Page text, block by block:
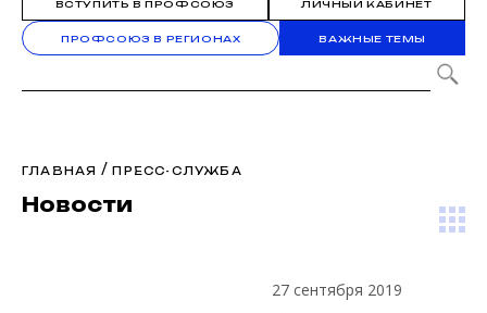
ВСТУПИТЬ В ПРОФСОЮЗ ЛИЧНЫЙ КАБИНЕТ
ПРОФСОЮЗ В РЕГИОНАХ ВАЖНЫЕ ТЕМЫ
ГЛАВНАЯ /ПРЕСС-СЛУЖБА
Новости
27 сентября 2019